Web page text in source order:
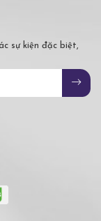
sự kiện đặc biệt,